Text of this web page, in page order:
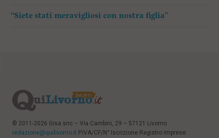
“Siete stati meravigliosi con nostra figlia”
© 2011-2026 Gisa snc – Via Cambini, 29 – 57121 Livorno
redazione@quilivorno.it P.IVA/CF/N° Iscrizione Registro Imprese: